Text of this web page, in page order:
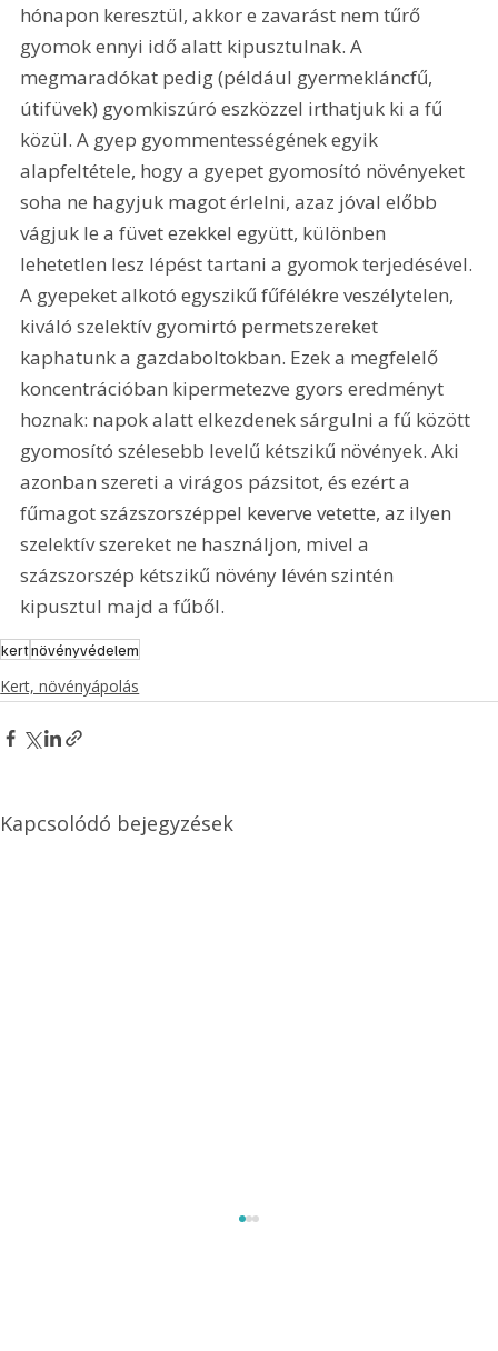
hónapon keresztül, akkor e zavarást nem tűrő
gyomok ennyi idő alatt kipusztulnak. A
megmaradókat pedig (például gyermekláncfű,
útifüvek) gyomkiszúró eszközzel irthatjuk ki a fű
közül. A gyep gyommentességének egyik
alapfeltétele, hogy a gyepet gyomosító növényeket
soha ne hagyjuk magot érlelni, azaz jóval előbb
vágjuk le a füvet ezekkel együtt, különben
lehetetlen lesz lépést tartani a gyomok terjedésével.
A gyepeket alkotó egyszikű fűfélékre veszélytelen,
kiváló szelektív gyomirtó permetszereket
kaphatunk a gazdaboltokban. Ezek a megfelelő
koncentrációban kipermetezve gyors eredményt
hoznak: napok alatt elkezdenek sárgulni a fű között
gyomosító szélesebb levelű kétszikű növények. Aki
azonban szereti a virágos pázsitot, és ezért a
fűmagot százszorszéppel keverve vetette, az ilyen
szelektív szereket ne használjon, mivel a
százszorszép kétszikű növény lévén szintén
kipusztul majd a fűből.
kertnövényvédelem
Kert, növényápolás
Kapcsolódó bejegyzések